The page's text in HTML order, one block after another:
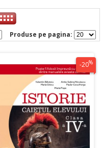
Produse pe pagina:
-20%